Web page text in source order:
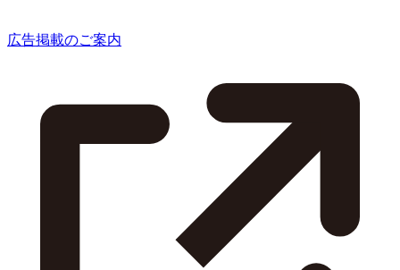
広告掲載のご案内